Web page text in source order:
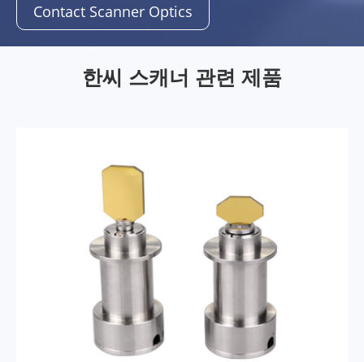
Contact Scanner Optics
한씨 스캐너 관련 제품